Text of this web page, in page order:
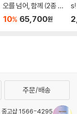
오를 넘어, 함께 (2종 세
트)
10% 65,700원
s!
주문/배송
중고샵 1566-4295